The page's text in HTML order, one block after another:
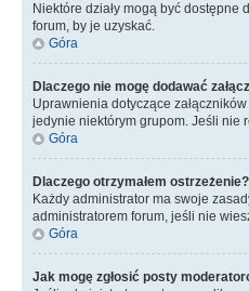
Niektóre działy mogą być
forum, by je uzyskać.
Góra
Dlaczego nie mogę dodawać
Uprawnienia dotyczące
jedynie niektórym grupom. Jeśli nie
Góra
Dlaczego otrzymałem ostrzeżenie?
Każdy administrator ma swoje
administratorem forum, jeśli nie
Góra
Jak mogę zgłosić posty